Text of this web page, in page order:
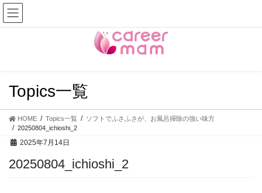
コ
ン
テ
プ
ナ
ビ
ゲ
動
Topics一覧
HOME Topics一覧
ソフトでふさふさが、お風呂掃除の強い味方
20250804_ichioshi_2
2025年7月14日
20250804_ichioshi_2